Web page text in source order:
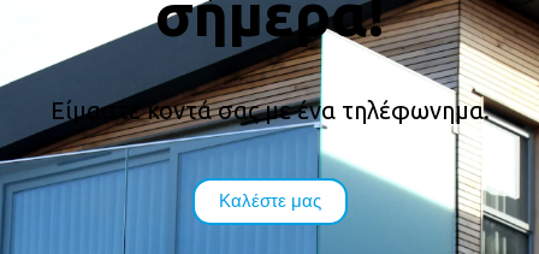
Είμαστε κοντά σας με ένα τηλέφωνημα.
Καλέστε μας